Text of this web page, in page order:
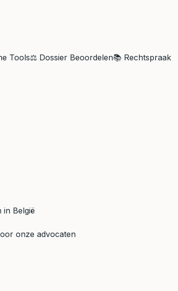
Tools⚖️ Dossier Beoordelen📚 Rechtspraak
België
onze advocaten